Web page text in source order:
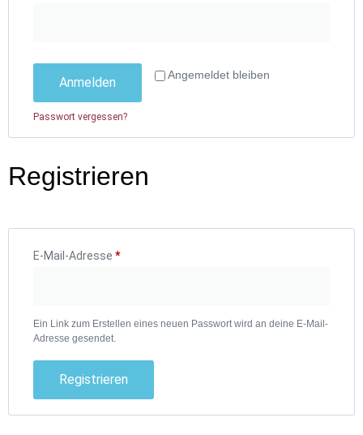
Angemeldet bleiben
Anmelden
Passwort vergessen?
Registrieren
E-Mail-Adresse *
Ein Link zum Erstellen eines neuen Passwort wird an deine E-Mail-
Adresse gesendet.
Registrieren